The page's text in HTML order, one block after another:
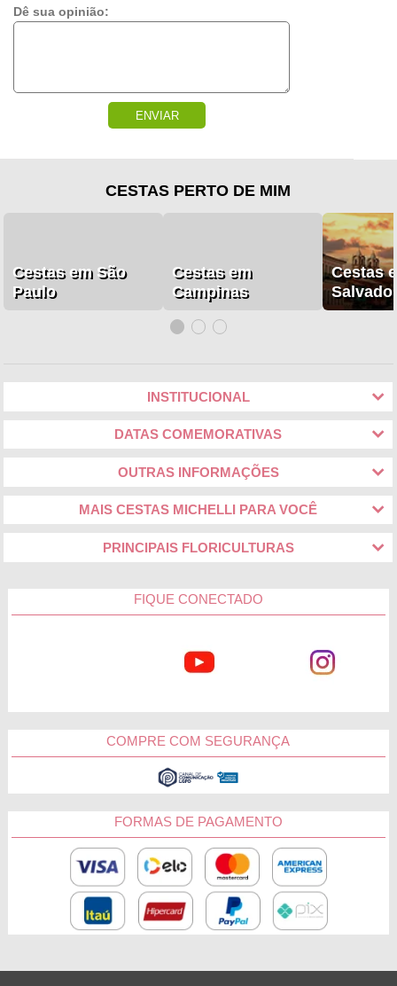
Dê sua opinião:
ENVIAR
CESTAS PERTO DE MIM
Cestas em São
Paulo
Cestas em
Campinas
Cestas
INSTITUCIONAL
DATAS COMEMORATIVAS
OUTRAS INFORMAÇÕES
MAIS CESTAS MICHELLI PARA VOCÊ
PRINCIPAIS FLORICULTURAS
FIQUE CONECTADO
COMPRE COM SEGURANÇA
FORMAS DE PAGAMENTO